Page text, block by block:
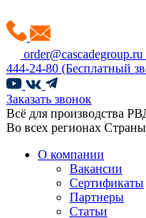
order@cascadegroup.ru
444-24-80 (Бесплатный
Заказать звонок
Всё для производства
Во всех регионах Страны
О компании
Вакансии
Сертификаты
Партнеры
Статьи